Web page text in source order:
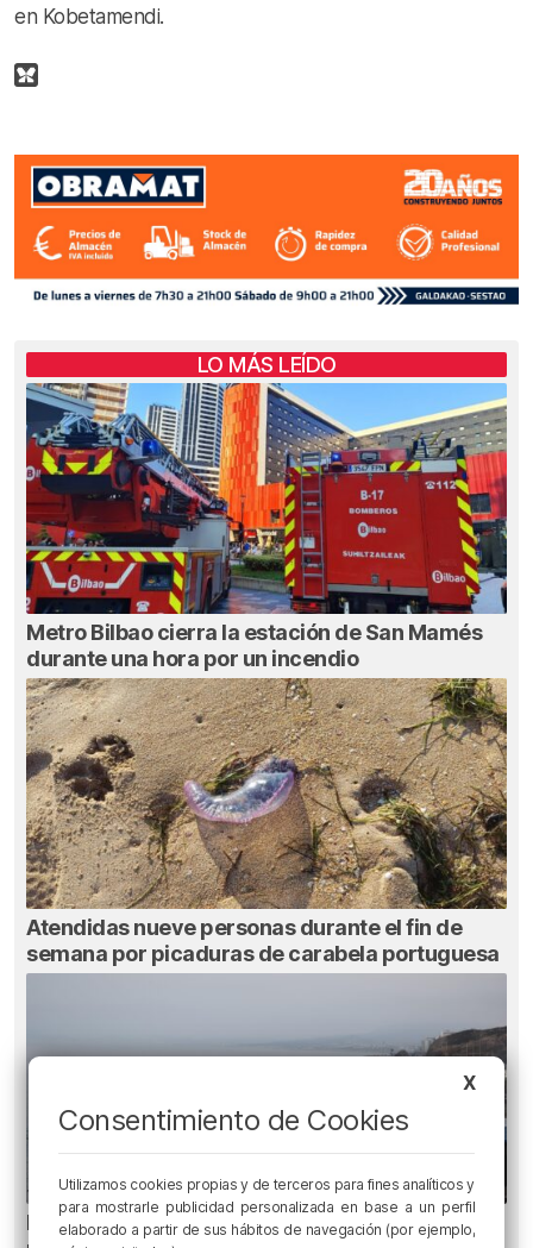
en Kobetamendi.
LO MÁS LEÍDO
Metro Bilbao cierra la estación de San Mamés
durante una hora por un incendio
Atendidas nueve personas durante el fin de
semana por picaduras de carabela portuguesa
El Gobierno Vasco pide «agotar las vías» para
X
Consentimiento de Cookies
Utilizamos cookies propias y de terceros para fines analíticos y
para mostrarle publicidad personalizada en base a un perfil
elaborado a partir de sus hábitos de navegación (por ejemplo,